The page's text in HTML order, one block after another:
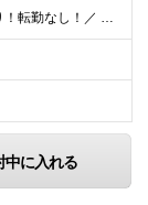
＼リモート・完全在宅勤務あり！転勤なし！／ 【47都道府県の好きな地域で働けます☆】 ★リモート・フルリモートも選択可能です！ └将来的には「お気に入りのカフェでテレワーク」 「日本全国、旅をしなが
中に入れる